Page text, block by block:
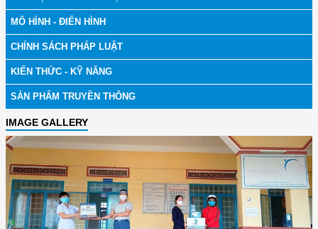
MÔ HÌNH - ĐIỂN HÌNH
CHÍNH SÁCH PHÁP LUẬT
KIẾN THỨC - KỸ NĂNG
SẢN PHẨM TRUYỀN THÔNG
IMAGE GALLERY